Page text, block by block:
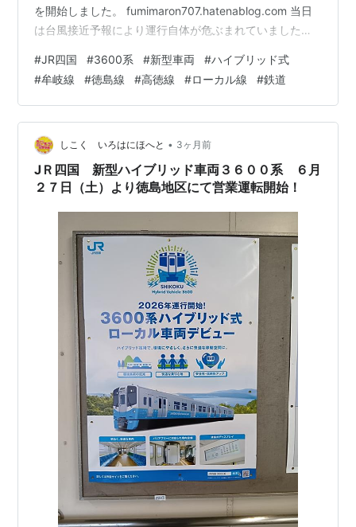
を開始しました。 fumimaron707.hatenablog.com 当日
は台風接近予報により運行自体が危ぶまれていましたが
中止になったものの 予定通り１４時３０分発の牟岐線阿
南行きから営業運転がスタートしました。 多くの鉄道フ
ァンで混雑することは予想できたので 始発の徳島駅を避
け沿線で四国の新たな風の門出を ひとりでひっそり静か
に見届けてきました。 www.youtube.com …
#JR四国 #3600系 #新型車両 #ハイブリッド式
#牟岐線 #徳島線 #高徳線 #ローカル線 #鉄道
しこく いろはにほへと • 3ヶ月前
JＲ四国 新型ハイブリッド車両３６００系 ６月
２７日（土）より徳島地区にて営業運転開始！